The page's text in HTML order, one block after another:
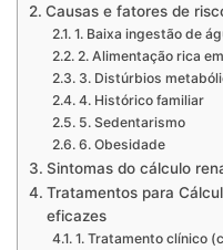
Causas e fatores de
1. Baixa ingestão de
2. Alimentação rica
3. Distúrbios
4. Histórico familiar
5. Sedentarismo
6. Obesidade
Sintomas do cálculo
Tratamentos para
eficazes
1. Tratamento clínico